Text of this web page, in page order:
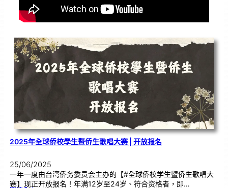
2025年全球侨校學生暨侨生歌唱大赛 | 开放报名
25/06/2025
一年一度由台湾侨务委员会主办的【#全球侨校学生暨侨生歌唱大
赛】现正开放报名！年满12岁至24岁、符合资格者，即…